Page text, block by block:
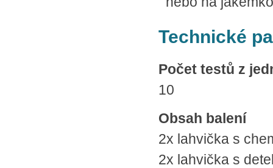
Technické
Počet testů z
10
Obsah balení
2x lahvička s
2x lahvička s